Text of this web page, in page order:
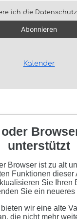
ich die
Kalender